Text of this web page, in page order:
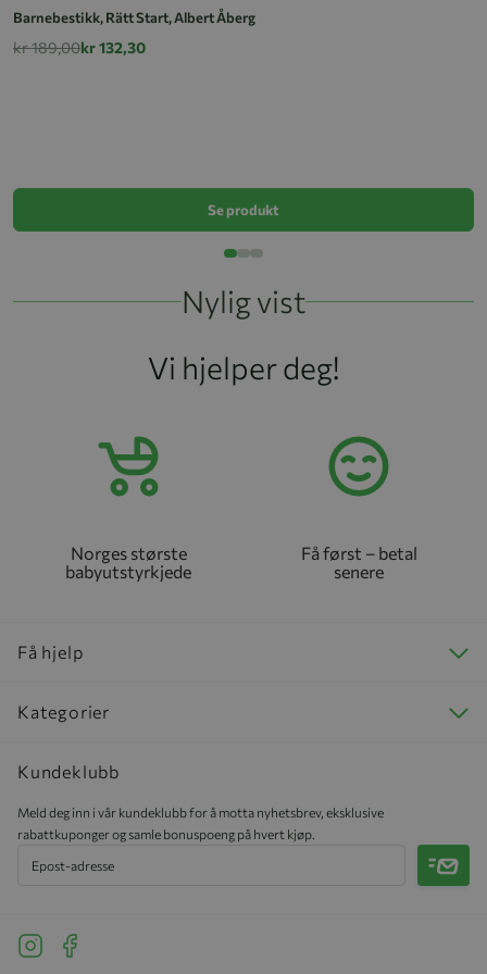
Barnebestikk, Rätt Start, Albert Åberg
kr 189,00kr 132,30
Se produkt
Nylig vist
Vi hjelper deg!
Norges største
babyutstyrkjede
Få først – betal
senere
Få hjelp
Kategorier
Kundeklubb
Meld deg inn i vår kundeklubb for å motta nyhetsbrev, eksklusive
rabattkuponger og samle bonuspoeng på hvert kjøp.
Meld
See our Instagram
See our Facebook